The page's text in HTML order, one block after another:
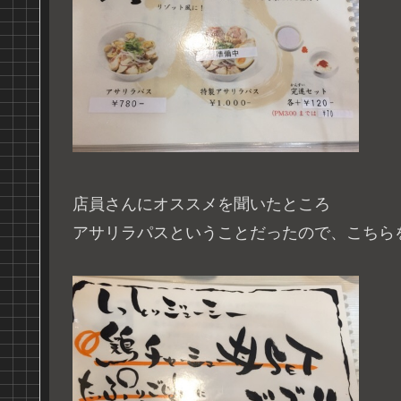
店員さんにオススメを聞いたところ
アサリラパスということだったので、こちら